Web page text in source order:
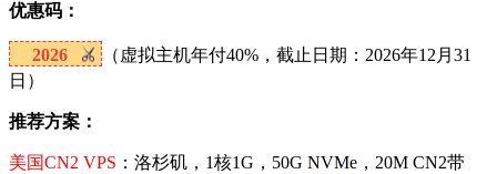
优惠码：
2026
（虚拟主机年付40%，截止日期：2026年12月31
日）
推荐方案：
美国CN2 VPS ：洛杉矶，1核1G，50G NVMe，20M CN2带